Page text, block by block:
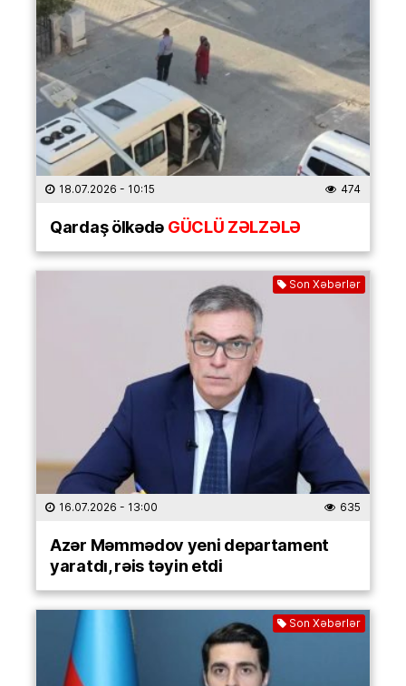
18.07.2026 - 10:15 474
Qardaş ölkədəGÜCLÜ ZƏLZƏLƏ
Son Xəbərlər
16.07.2026 - 13:00 635
Azər Məmmədov yeni departament
yaratdı, rəis təyin etdi
Son Xəbərlər